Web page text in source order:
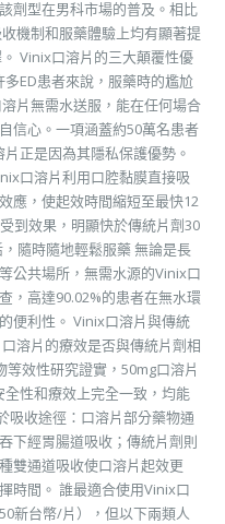
劑型在男科市場的普及。相比
機制和服藥體驗上均有顯著提
Vinix口溶片的三大顛覆性優
ED患者來說，服藥時的尷尬
片無需水送服，能在任何場合
信心。一項涵蓋約50萬名患者
正是因為其隱私保護優勢。
口溶片利用口腔黏膜直接吸
應，使起效時間縮短至最快12
到效果，明顯快於傳統片劑30
隨時隨地輕鬆服藥 無論是長
公共場所，無需水源的Vinix口
，高達90.02%的患者在無水環
便利性。 Vinix口溶片與傳統
溶片的療效是否與傳統片劑相
效性研究證實，50mg口溶片
全性和療效上完全一致，均能
吸收途徑：口溶片部分藥物通
下經胃腸道吸收；傳統片劑則
雙通道吸收使口溶片起效更
時間。 誰最適合使用Vinix口
新台幣/片），但以下兩類人